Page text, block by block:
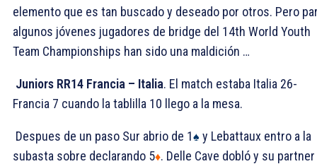
elemento que es tan buscado y deseado por otros. Pero
algunos jóvenes jugadores de bridge del 14th World Youth
Team Championships han sido una maldición …
Juniors RR14 Francia – Italia. El match estaba Italia 26-
Francia 7 cuando la tablilla 10 llego a la mesa.
Despues de un paso Sur abrio de 1♠ y Lebattaux entro a la
subasta sobre declarando 5♦. Delle Cave dobló y su